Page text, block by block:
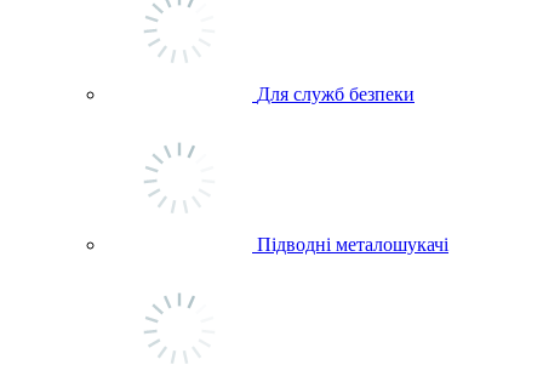
Для служб безпеки
Підводні металошукачі